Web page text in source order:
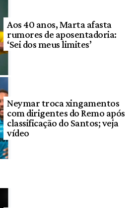
Aos 40 anos, Marta afasta
rumores de aposentadoria:
‘Sei dos meus limites’
Neymar troca xingamentos
com dirigentes do Remo após
classificação do Santos; veja
vídeo